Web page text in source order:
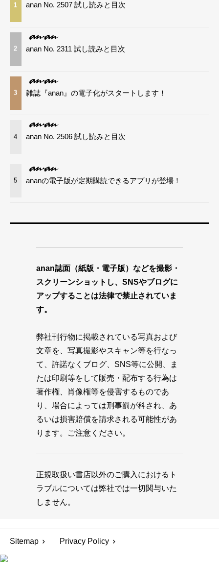
1 anan No. 2507 試し読みと目次
2 anan No. 2311 試し読みと目次
3 雑誌『anan』の電子化がスタートします！
4 anan No. 2506 試し読みと目次
5 ananの電子版が定期購読できるアプリが登場！
anan誌面（紙版・電子版）などを撮影・
スクリーンショットし、SNSやブログに
アップすることは法律で禁止されていま
す。
弊社刊行物に掲載されている写真および
文章を、写真撮影やスキャン等を行なっ
て、許諾なくブログ、SNS等に公開、ま
たは印刷等をして販売・配布する行為は
著作権、肖像権等を侵害するものであ
り、場合によっては刑事罰が科され、あ
るいは損害賠償を請求される可能性があ
ります。ご注意ください。
正規取扱い書店以外のご購入におけるト
ラブルについては弊社では一切関与いた
しません。
Sitemap Privacy Policy